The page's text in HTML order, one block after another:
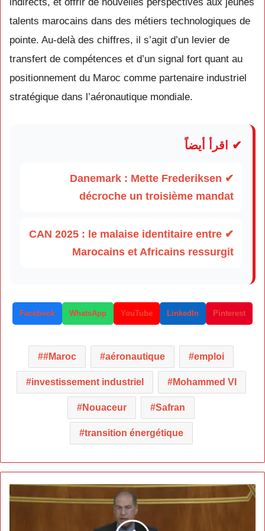
talents marocains dans des métiers technologiques de
pointe. Au-delà des chiffres, il s’agit d’un levier de
transfert de compétences et d’un signal fort quant au
positionnement du Maroc comme partenaire industriel
stratégique dans l’aéronautique mondiale.
✔ اقرأ أيضاً
✔ Danemark : Mette Frederiksen
décroche un troisième mandat
✔ CAN 2025 : le malaise identitaire entre
Marocains et Africains ressurgit
Facebook WhatsApp YouTube LinkedIn Pinterest
#Maroc aéronautique emploi
investissement industriel Mohammed VI
Nouaceur Safran
transition énergétique
Justice
sociale